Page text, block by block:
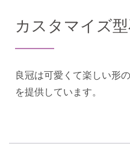
カスタマイズ
良冠は可愛くて楽しい形
を提供しています。